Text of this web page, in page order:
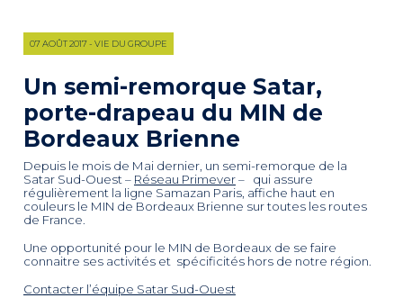
07 AOÛT 2017 - VIE DU GROUPE
Un semi-remorque Satar,
porte-drapeau du MIN de
Bordeaux Brienne
Depuis le mois de Mai dernier, un semi-remorque de la
Satar Sud-Ouest – Réseau Primever– qui assure
régulièrement la ligne Samazan Paris, affiche haut en
couleurs le MIN de Bordeaux Brienne sur toutes les routes
de France.
Une opportunité pour le MIN de Bordeaux de se faire
connaitre ses activités et spécificités hors de notre région.
Contacter l’équipe Satar Sud-Ouest